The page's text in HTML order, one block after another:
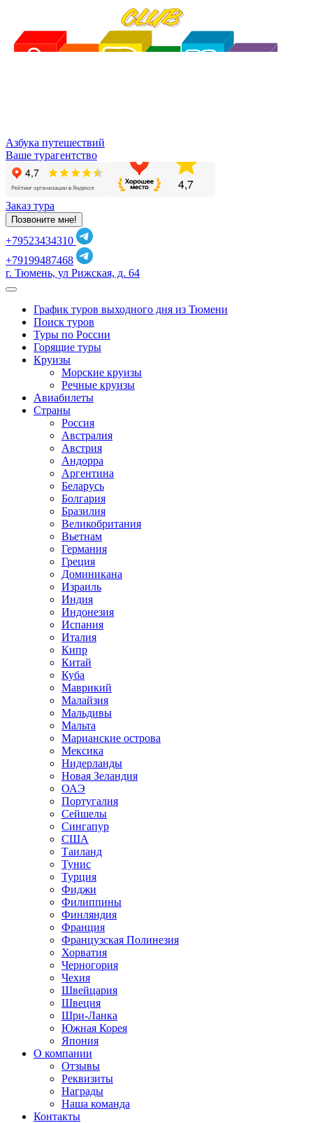
Азбука путешествий
Ваше турагентство
Заказ тура
Позвоните мне!
+79523434310
+79199487468
г. Тюмень, ул Рижская, д. 64
График туров выходного дня из Тюмени
Поиск туров
Туры по России
Горящие туры
Круизы
Морские круизы
Речные круизы
Авиабилеты
Страны
Россия
Австралия
Австрия
Андорра
Аргентина
Беларусь
Болгария
Бразилия
Великобритания
Вьетнам
Германия
Греция
Доминикана
Израиль
Индия
Индонезия
Испания
Италия
Кипр
Китай
Куба
Маврикий
Малайзия
Мальдивы
Мальта
Марианские острова
Мексика
Нидерланды
Новая Зеландия
ОАЭ
Португалия
Сейшелы
Сингапур
США
Таиланд
Тунис
Турция
Фиджи
Филиппины
Финляндия
Франция
Французская Полинезия
Хорватия
Черногория
Чехия
Швейцария
Швеция
Шри-Ланка
Южная Корея
Япония
О компании
Отзывы
Реквизиты
Награды
Наша команда
Контакты